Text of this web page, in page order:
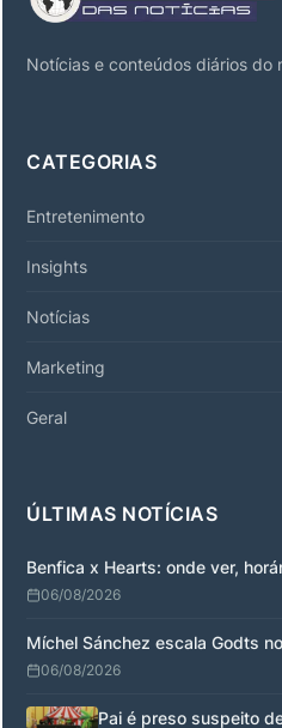
Notícias e conteúdos diários do
CATEGORIAS
Entretenimento
Insights
Notícias
Marketing
Geral
ÚLTIMAS NOTÍCIAS
Benfica x Hearts: onde ver,
06/08/2026
Míchel Sánchez escala Godts
06/08/2026
Pai é preso suspeito